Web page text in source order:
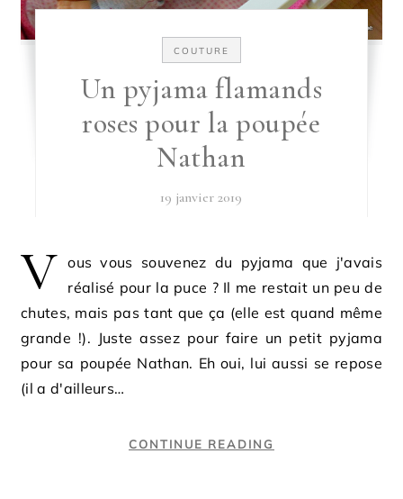
COUTURE
Un pyjama flamands
roses pour la poupée
Nathan
19 janvier 2019
V ous vous souvenez du pyjama que j'avais
réalisé pour la puce ? Il me restait un peu de
chutes, mais pas tant que ça (elle est quand même
grande !). Juste assez pour faire un petit pyjama
pour sa poupée Nathan. Eh oui, lui aussi se repose
(il a d'ailleurs…
CONTINUE READING